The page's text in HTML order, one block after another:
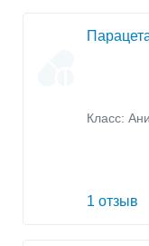
Класс:
1 отзыв